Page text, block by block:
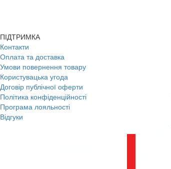
ПІДТРИМКА
Контакти
Оплата та доставка
Умови повернення товару
Користувацька угода
Договір публічної оферти
Політика конфіденційності
Програма лояльності
Відгуки